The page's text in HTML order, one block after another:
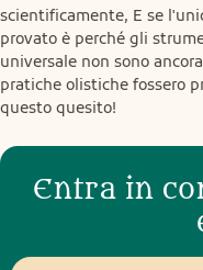
scientificamente, E se
provato è perché gli
universale non sono
pratiche olistiche fossero
questo quesito!
Entra in